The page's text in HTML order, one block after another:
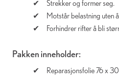
Strekker og former seg.
Motstår belastning uten
Forhindrer rifter å bli
Pakken inneholder:
Reparasjonsfolie 76 x